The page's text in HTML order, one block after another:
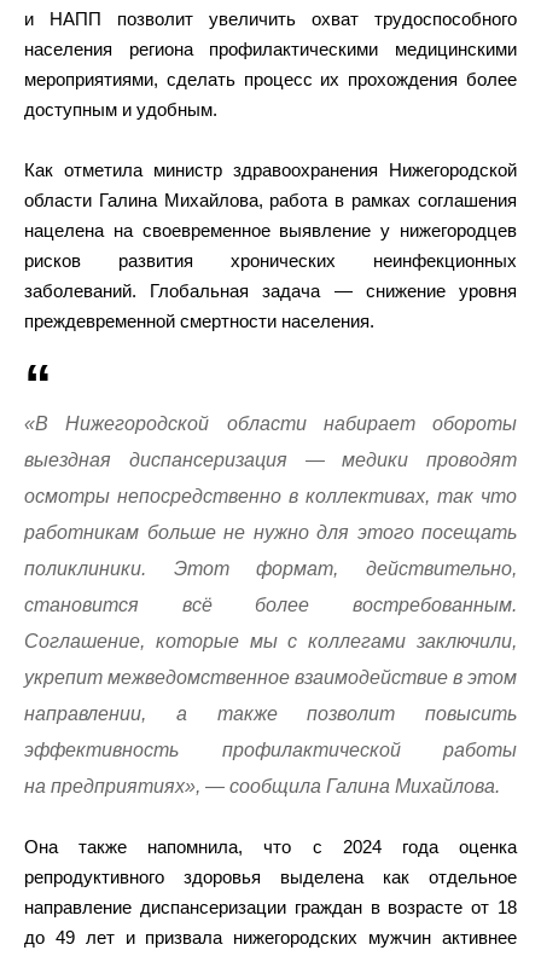
и НАПП позволит увеличить охват трудоспособного
населения региона профилактическими медицинскими
мероприятиями, сделать процесс их прохождения более
доступным и удобным.
Как отметила министр здравоохранения Нижегородской
области Галина Михайлова, работа в рамках соглашения
нацелена на своевременное выявление у нижегородцев
рисков развития хронических неинфекционных
заболеваний. Глобальная задача — снижение уровня
преждевременной смертности населения.
«В Нижегородской области набирает обороты
выездная диспансеризация — медики проводят
осмотры непосредственно в коллективах, так что
работникам больше не нужно для этого посещать
поликлиники. Этот формат, действительно,
становится всё более востребованным.
Соглашение, которые мы с коллегами заключили,
укрепит межведомственное взаимодействие в этом
направлении, а также позволит повысить
эффективность профилактической работы
на предприятиях», — сообщила Галина Михайлова.
Она также напомнила, что с 2024 года оценка
репродуктивного здоровья выделена как отдельное
направление диспансеризации граждан в возрасте от 18
до 49 лет и призвала нижегородских мужчин активнее